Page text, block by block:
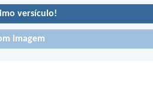
versículo!
imagem